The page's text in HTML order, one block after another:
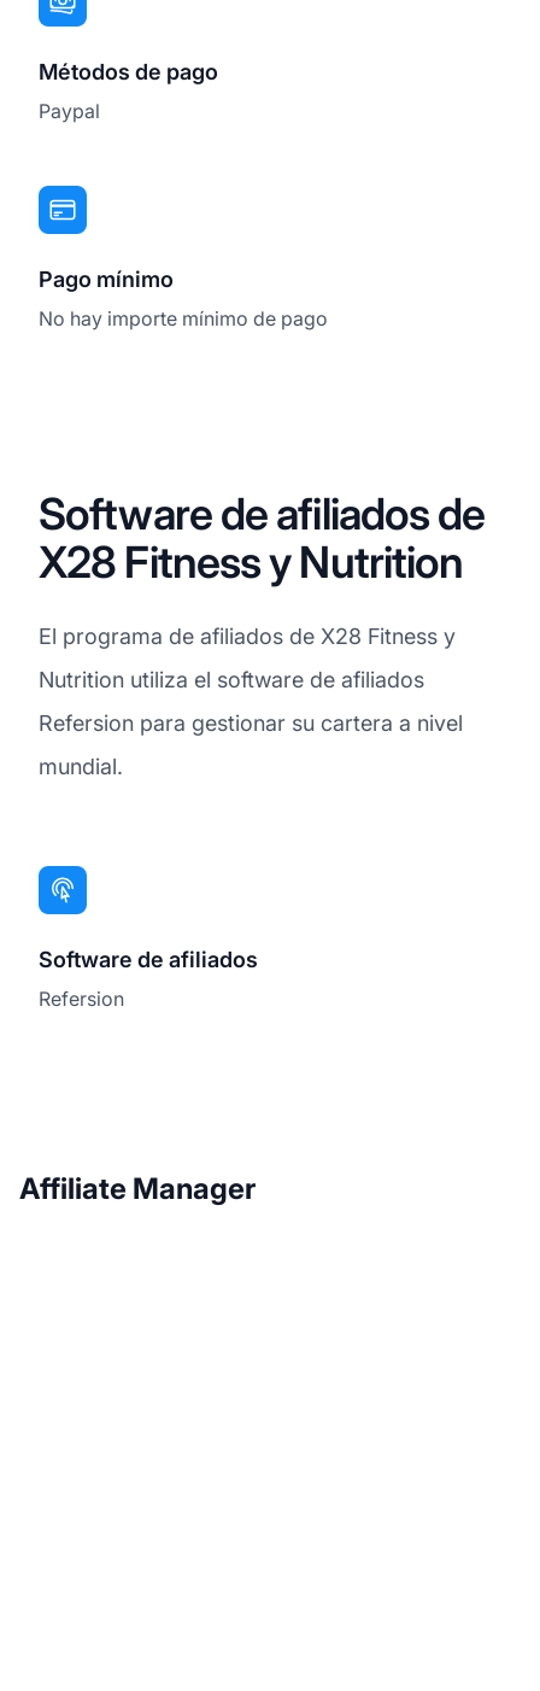
Métodos de pago
Paypal
Pago mínimo
No hay importe mínimo de pago
Software de afiliados de
X28 Fitness y Nutrition
El programa de afiliados de X28 Fitness y
Nutrition utiliza el software de afiliados
Refersion para gestionar su cartera a nivel
mundial.
Software de afiliados
Refersion
Affiliate Manager